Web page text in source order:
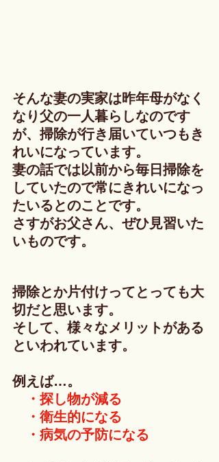
そんな妻の実家は昨年母がなく
なり父の一人暮らしなのです
が、掃除が行き届いていつもき
れいになっています。
妻の話では以前から毎日掃除を
していたので常にきれいになっ
たいるとのことです。
さすがお父さん、ぜひ見習いた
いものです。
掃除とか片付けってとっても大
切だと思います。
そして、様々なメリットがある
といわれています。
例えば…。
・探し物が減る
・衛生的になる
・病気の予防になる